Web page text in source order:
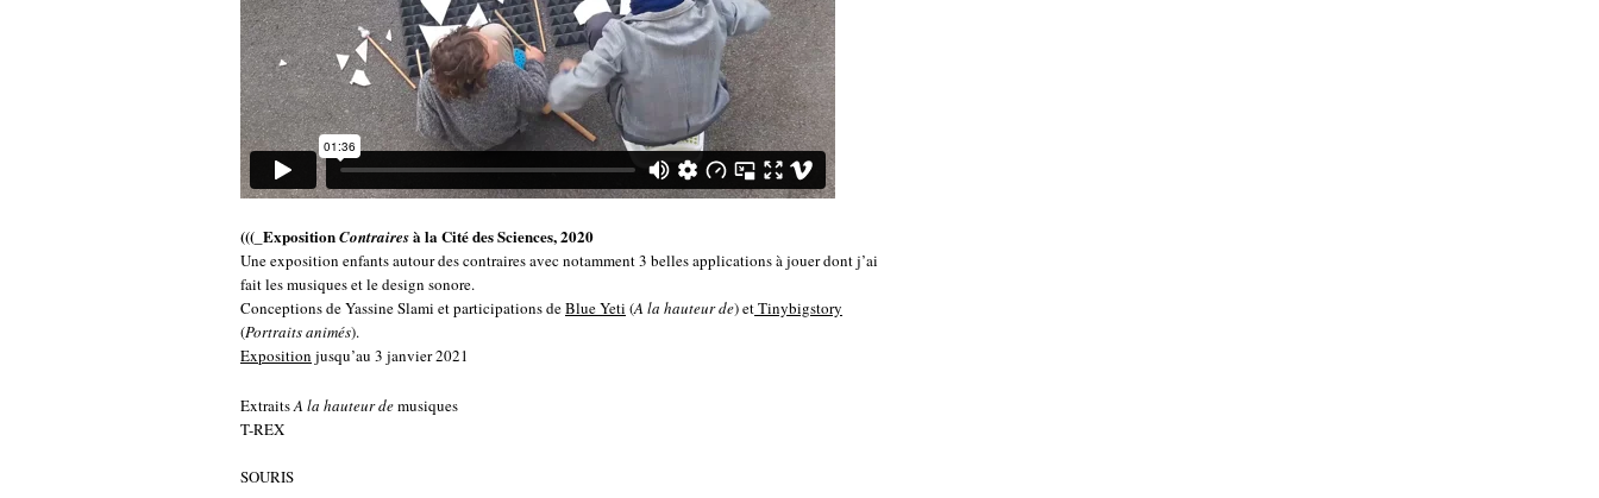
(((_ ExpositionContrairesà la Cité des Sciences, 2020
Une exposition enfants autour des contraires avec notamment 3 belles applications à jouer dont j’ai
fait les musiques et le design sonore.
Conceptions de Yassine Slami et participations deBlue Yeti (A la hauteur de) etTinybigstory
(Portraits animés).
Exposition jusqu’au 3 janvier 2021
ExtraitsA la hauteur demusiques
T-REX
SOURIS